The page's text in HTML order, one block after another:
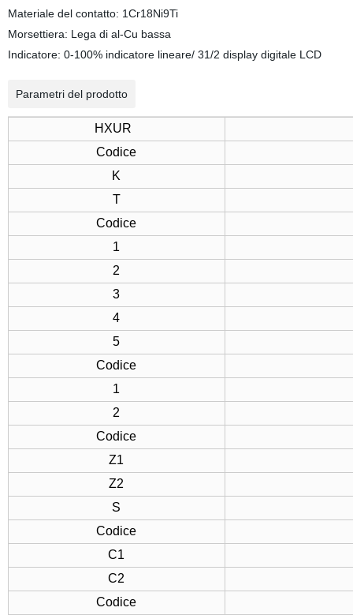
Materiale del contatto: 1Cr18Ni9Ti
Morsettiera: Lega di al-Cu bassa
Indicatore: 0-100% indicatore lineare/ 31/2 display digitale LCD
Parametri del prodotto
HXUR
Codice
K
T
Codice
1
2
3
4
5
Codice
1
2
Codice
Z1
Z2
S
Codice
C1
C2
Codice